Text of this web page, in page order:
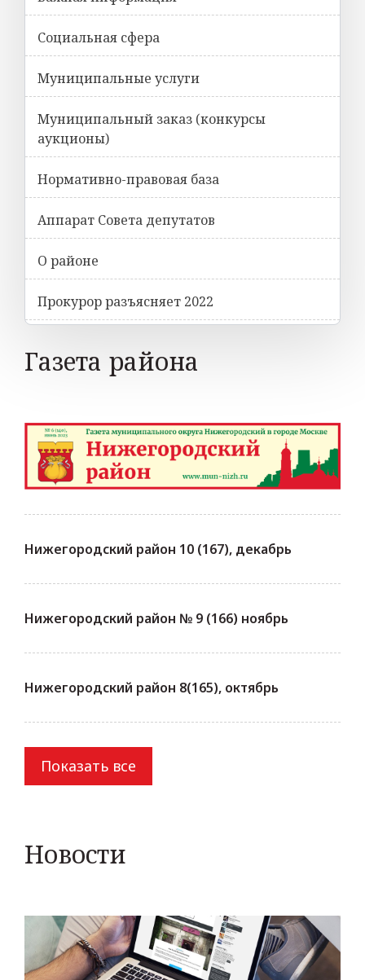
Социальная сфера
Муниципальные услуги
Муниципальный заказ (конкурсы
аукционы)
Нормативно-правовая база
Аппарат Совета депутатов
О районе
Прокурор разъясняет 2022
Газета района
Нижегородский район 10 (167), декабрь
Нижегородский район № 9 (166) ноябрь
Нижегородский район 8(165), октябрь
Показать все
Новости